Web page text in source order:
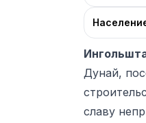
Дунай,
славу